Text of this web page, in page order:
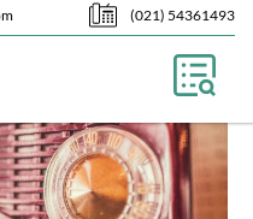
(021) 54361493